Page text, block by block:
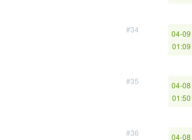
#34
04-09
01:09
#35
04-08
01:50
#36 04-08